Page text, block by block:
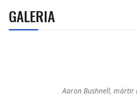
GALERIA
Aaron Bushnell, mártir